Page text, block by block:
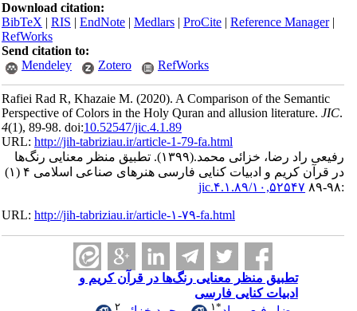
Download citation:
BibTeX|RIS| EndNote| Medlars| ProCite|Reference
RefWorks
Send citation to:
Mendeley
Zotero RefWorks
Rafiei Rad R, Khazaie M.(2020).A Comparison of the
Perspective of Colors in the Holy Quran and allusion
4(1), 89-98. doi:10.52547/jic.4.1.89
URL:http://jih-tabriziau.ir/article-1-79-fa.html
رضا، خزائی محمد.(۱۳۹۹).
تطبیق منظر معنایی رنگ‌‌ها
در قرآن کریم و ادبیات کنایی فارسی هنرهای صناعی اسلامی ۴ (۱)
۱۰,۵۲۵۴۷/jic.۴.۱.۸۹
URL:http://jih-tabriziau.ir/article-۱-۷۹-fa.html
تطبیق منظر معنایی رنگ‌‌ها در قرآن کریم و
ادبیات کنایی فارسی
*۱